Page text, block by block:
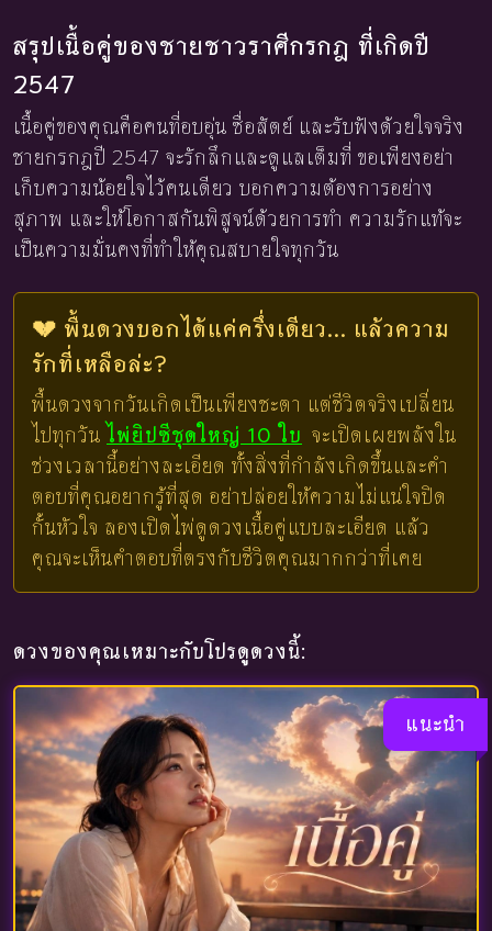
สรุปเนื้อคู่ของชายชาวราศีกรกฎ ที่เกิดปี
2547
เนื้อคู่ของคุณคือคนที่อบอุ่น ซื่อสัตย์ และรับฟังด้วยใจจริง
ชายกรกฎปี 2547 จะรักลึกและดูแลเต็มที่ ขอเพียงอย่า
เก็บความน้อยใจไว้คนเดียว บอกความต้องการอย่าง
สุภาพ และให้โอกาสกันพิสูจน์ด้วยการทำ ความรักแท้จะ
เป็นความมั่นคงที่ทำให้คุณสบายใจทุกวัน
💔 พื้นดวงบอกได้แค่ครึ่งเดียว... แล้วความ
รักที่เหลือล่ะ?
พื้นดวงจากวันเกิดเป็นเพียงชะตา แต่ชีวิตจริงเปลี่ยน
ไปทุกวัน ไพ่ยิปซีชุดใหญ่ 10 ใบ จะเปิดเผยพลังใน
ช่วงเวลานี้อย่างละเอียด ทั้งสิ่งที่กำลังเกิดขึ้นและคำ
ตอบที่คุณอยากรู้ที่สุด อย่าปล่อยให้ความไม่แน่ใจปิด
กั้นหัวใจ ลองเปิดไพ่ดูดวงเนื้อคู่แบบละเอียด แล้ว
คุณจะเห็นคำตอบที่ตรงกับชีวิตคุณมากกว่าที่เคย
ดวงของคุณเหมาะกับโปรดูดวงนี้:
แนะนำ